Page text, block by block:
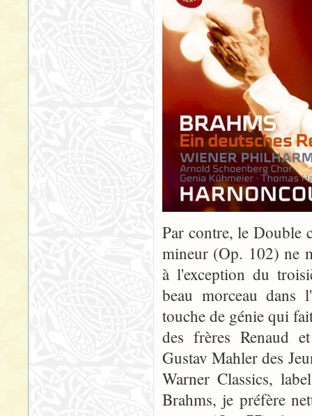
Par contre, le Double
mineur (Op. 102) ne
à l'exception du
beau morceau dans
touche de génie qui
des frères Renaud
Gustav Mahler des
Warner Classics,
Brahms, je préfère